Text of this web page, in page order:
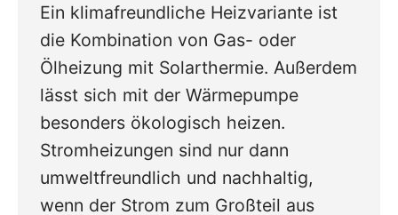
Ein klimafreundliche Heizvariante ist
die Kombination von Gas- oder
Ölheizung mit Solarthermie. Außerdem
lässt sich mit der Wärmepumpe
besonders ökologisch heizen.
Stromheizungen sind nur dann
umweltfreundlich und nachhaltig,
wenn der Strom zum Großteil aus